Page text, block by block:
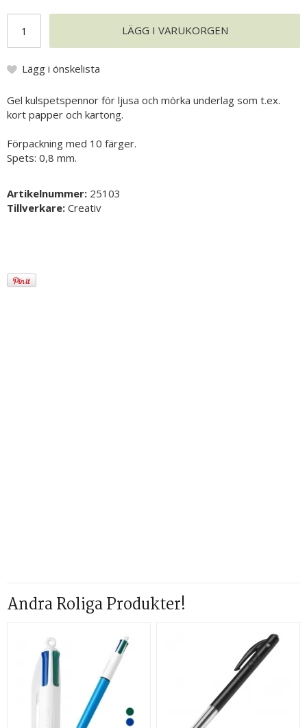
LÄGG I VARUKORGEN
Lägg i önskelista
Gel kulspetspennor för ljusa och mörka underlag som t.ex.
kort papper och kartong.
Förpackning med 10 färger.
Spets: 0,8 mm.
Artikelnummer: 25103
Tillverkare: Creativ
Andra Roliga Produkter!